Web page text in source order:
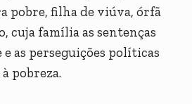
pobre, filha de viúva, órfã
cuja família as sentenças
as perseguições políticas
pobreza.